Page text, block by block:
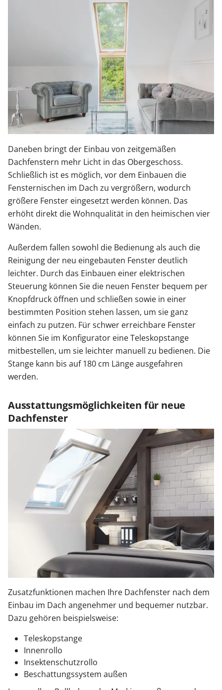
Daneben bringt der Einbau von zeitgemäßen
Dachfenstern mehr Licht in das Obergeschoss.
Schließlich ist es möglich, vor dem Einbauen die
Fensternischen im Dach zu vergrößern, wodurch
größere Fenster eingesetzt werden können. Das
erhöht direkt die Wohnqualität in den heimischen vier
Wänden.
Außerdem fallen sowohl die Bedienung als auch die
Reinigung der neu eingebauten Fenster deutlich
leichter. Durch das Einbauen einer elektrischen
Steuerung können Sie die neuen Fenster bequem per
Knopfdruck öffnen und schließen sowie in einer
bestimmten Position stehen lassen, um sie ganz
einfach zu putzen. Für schwer erreichbare Fenster
können Sie im Konfigurator eine Teleskopstange
mitbestellen, um sie leichter manuell zu bedienen. Die
Stange kann bis auf 180 cm Länge ausgefahren
werden.
Ausstattungsmöglichkeiten für neue
Dachfenster
Zusatzfunktionen machen Ihre Dachfenster nach dem
Einbau im Dach angenehmer und bequemer nutzbar.
Dazu gehören beispielsweise:
Teleskopstange
Innenrollo
Insektenschutzrollo
Beschattungssystem außen